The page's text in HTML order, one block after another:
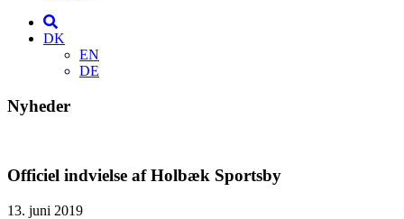
DK
EN
DE
Nyheder
Officiel indvielse af Holbæk Sportsby
13. juni 2019